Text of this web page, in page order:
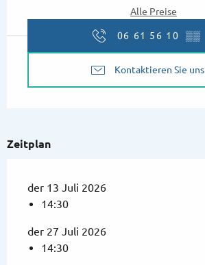
Alle Preise
06 61 56 10 ▒▒
Kontaktieren Sie uns
Zeitplan
der 13 Juli 2026
14:30
der 27 Juli 2026
14:30